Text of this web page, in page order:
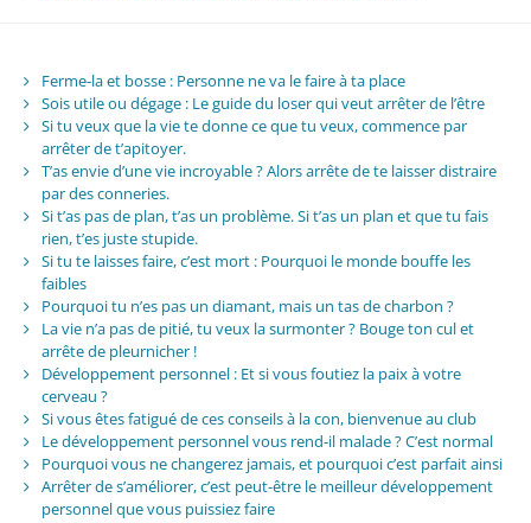
Ferme-la et bosse : Personne ne va le faire à ta place
Sois utile ou dégage : Le guide du loser qui veut arrêter de l’être
Si tu veux que la vie te donne ce que tu veux, commence par
arrêter de t’apitoyer.
T’as envie d’une vie incroyable ? Alors arrête de te laisser distraire
par des conneries.
Si t’as pas de plan, t’as un problème. Si t’as un plan et que tu fais
rien, t’es juste stupide.
Si tu te laisses faire, c’est mort : Pourquoi le monde bouffe les
faibles
Pourquoi tu n’es pas un diamant, mais un tas de charbon ?
La vie n’a pas de pitié, tu veux la surmonter ? Bouge ton cul et
arrête de pleurnicher !
Développement personnel : Et si vous foutiez la paix à votre
cerveau ?
Si vous êtes fatigué de ces conseils à la con, bienvenue au club
Le développement personnel vous rend-il malade ? C’est normal
Pourquoi vous ne changerez jamais, et pourquoi c’est parfait ainsi
Arrêter de s’améliorer, c’est peut-être le meilleur développement
personnel que vous puissiez faire